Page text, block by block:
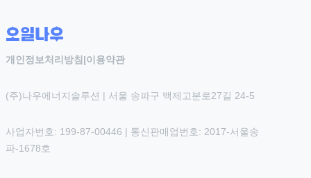
개인정보처리방침 |이용약관
(주)나우에너지솔루션 | 서울 송파구 백제고분로27길 24-5
사업자번호: 199-87-00446 | 통신판매업번호: 2017-서울송
파-1678호